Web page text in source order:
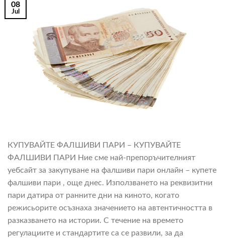
08
Jul
КУПУВАЙТЕ ФАЛШИВИ ПАРИ – КУПУВАЙТЕ
ФАЛШИВИ ПАРИ Ние сме най-препоръчителният
уебсайт за закупуване на фалшиви пари онлайн – купете
фалшиви пари , още днес. Използването на реквизитни
пари датира от ранните дни на киното, когато
режисьорите осъзнаха значението на автентичността в
разказването на истории. С течение на времето
регулациите и стандартите са се развили, за да